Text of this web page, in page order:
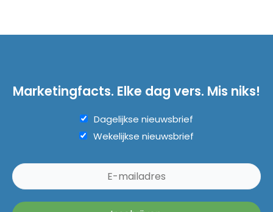
Marketingfacts. Elke dag vers. Mis niks!
Dagelijkse nieuwsbrief
Wekelijkse nieuwsbrief